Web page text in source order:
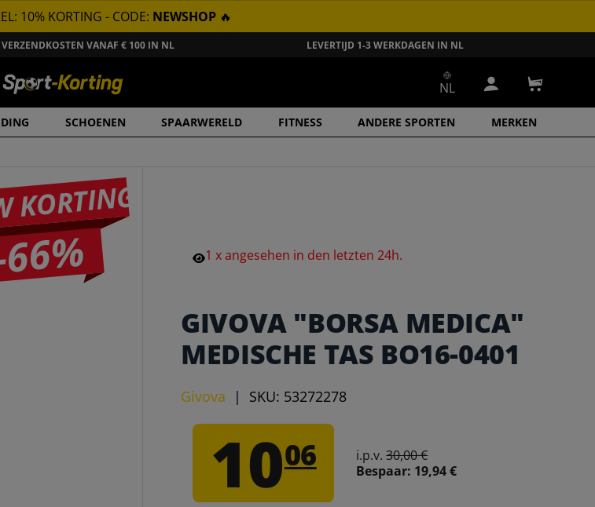
10% KORTING - CODE: NEWSHOP 🔥
VANAF € 100 IN NL LEVERTIJD 1-3 WERKDAGEN IN NL
SCHOENEN SPAARWERELD FITNESS ANDERE SPORTEN MERKEN
NL Inloggen
KORTING
1xangesehen in den letzten24h.
GIVOVA "BORSA MEDICA"
MEDISCHE TAS BO16-0401
Givova | SKU: 53272278
1006 i.p.v.30,00 €
Bespaar: 19,94 €